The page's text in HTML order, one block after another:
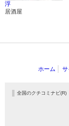
浮
居酒屋
ホーム
全国のクチコミナビ(R)